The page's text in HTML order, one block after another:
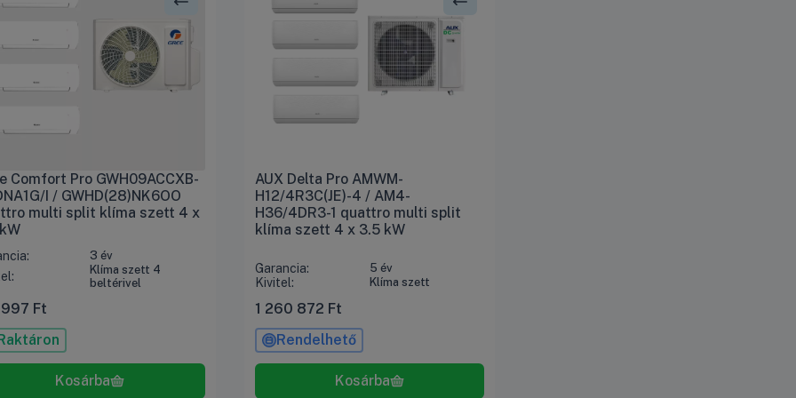
Comfort Pro GWH09ACCXB-
I / GWHD(28)NK6OO
multi split klíma szett 4 x
3 év
Klíma szett 4
beltérivel
997 Ft
AUX Delta Pro AMWM-
H12/4R3C(JE)-4 / AM4-
H36/4DR3-1 quattro multi split
klíma szett 4 x 3.5 kW
Garancia: 5 év
Kivitel: Klíma szett
1 260 872 Ft
Rendelhető